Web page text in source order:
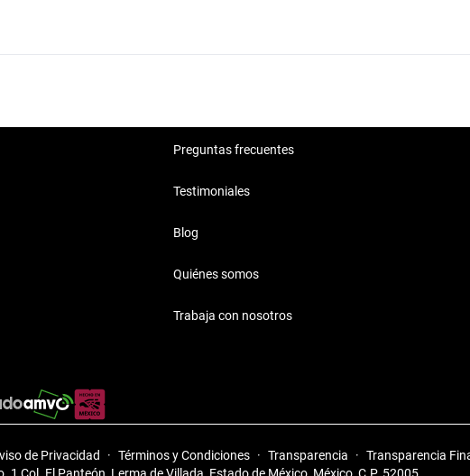
Preguntas frecuentes
Testimoniales
Blog
Quiénes somos
Trabaja con nosotros
de Privacidad · Términos y Condiciones · Transparencia · Transparencia